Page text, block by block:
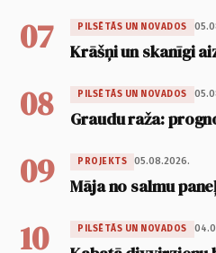
07 PILSĒTĀS UN NOVADOS
Krāšņi un skanīgi
08 PILSĒTĀS UN NOVADOS
Graudu raža:
09 PROJEKTS 05.08.2026.
Māja no salmu
10 PILSĒTĀS UN NOVADOS